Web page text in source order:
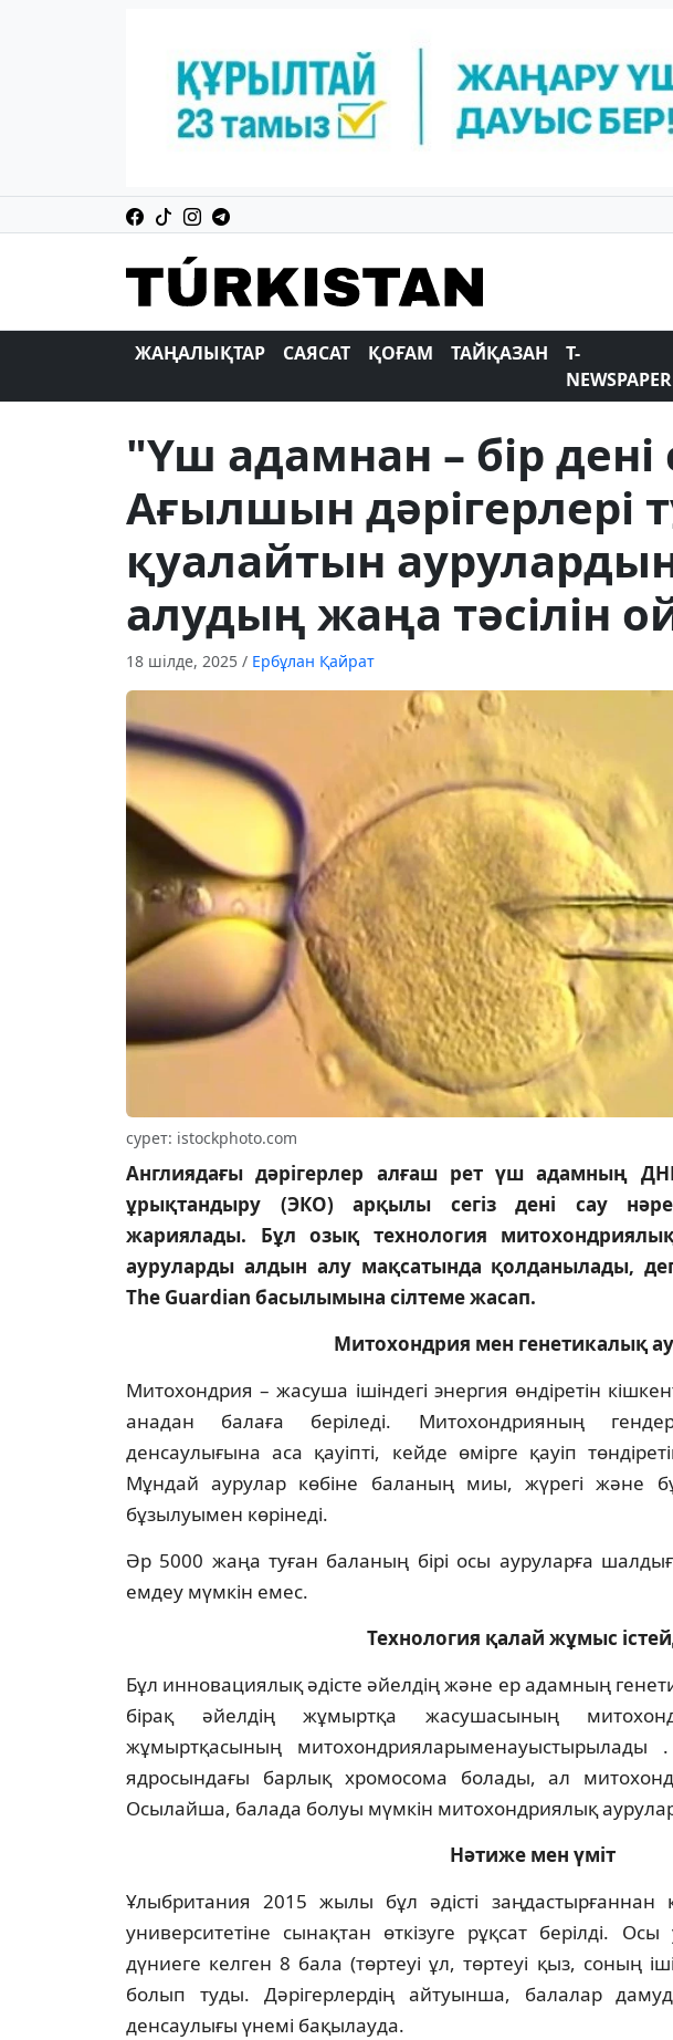
ЖАҢАЛЫҚТАР САЯСАТ ҚОҒАМ ТАЙҚАЗАН
T-
NEWSPAPER
"Үш адамнан – бір дені
Ағылшын дәрігерлері
қуалайтын
алудың жаңа тәсілін
18 шілде, 2025 / Ербұлан Қайрат
сурет: istockphoto.com
Англиядағы дәрігерлер алғаш рет үш адамның
ұрықтандыру (ЭКО) арқылы сегіз дені сау
жариялады. Бұл озық технология
ауруларды алдын алу мақсатында қолданылады,
The Guardian басылымына сілтеме жасап.
Митохондрия мен генетикалық
Митохондрия – жасуша ішіндегі энергия өндіретін
анадан балаға беріледі. Митохондрияның
денсаулығына аса қауіпті, кейде өмірге қауіп
Мұндай аурулар көбіне баланың миы, жүрегі және
бұзылуымен көрінеді.
Әр 5000 жаңа туған баланың бірі осы ауруларға
емдеу мүмкін емес.
Технология қалай жұмыс
Бұл инновациялық әдісте әйелдің және ер адамның
бірақ әйелдің жұмыртқа жасушасының
жұмыртқасының митохондрияларыменауыстырылады
ядросындағы барлық хромосома болады, ал
Осылайша, балада болуы мүмкін митохондриялық
Нәтиже мен үміт
Ұлыбритания 2015 жылы бұл әдісті
университетіне сынақтан өткізуге рұқсат берілді.
дүниеге келген 8 бала (төртеуі ұл, төртеуі қыз, соның
болып туды. Дәрігерлердің айтуынша, балалар
денсаулығы үнемі бақылауда.